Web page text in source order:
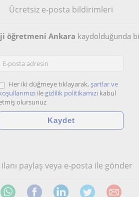
Ücretsiz e-posta bildirimleri
öğretmeni Ankara kaydolduğunda
Her iki düğmeye tıklayarak, şartlar ve
ile gizlilik politikamızı kabul
olursunuz
ilanı paylaş veya e-posta ile gönder